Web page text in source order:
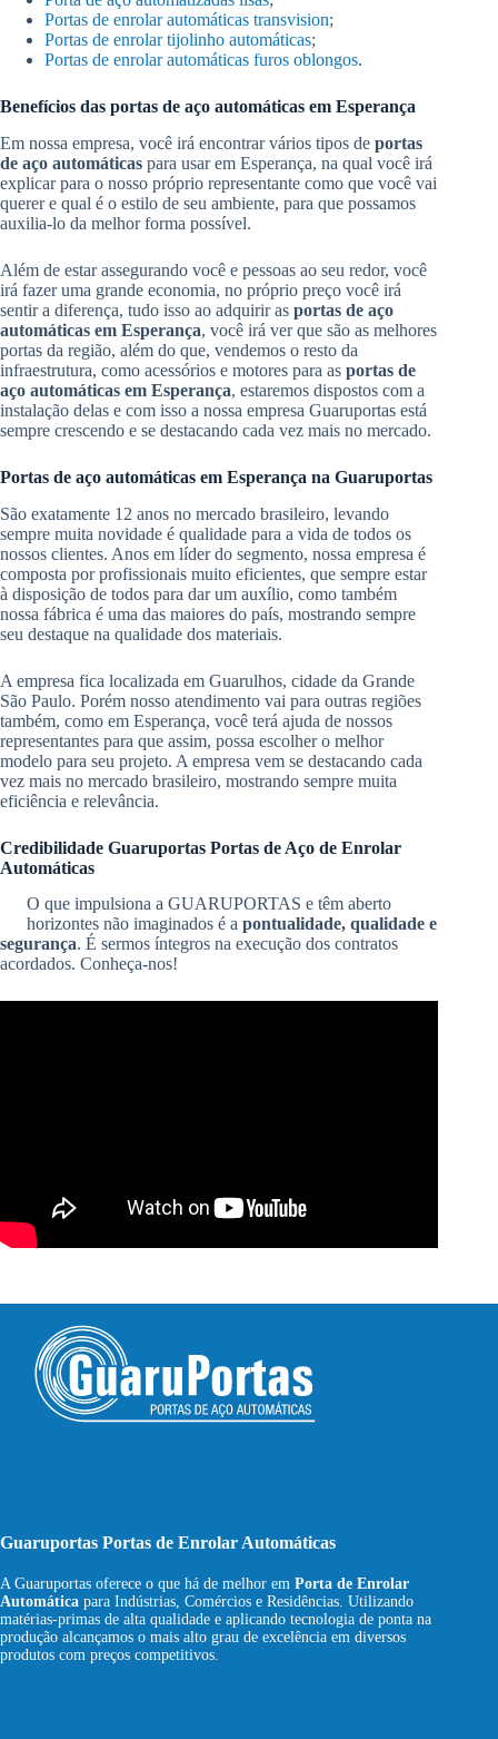
Portas de enrolar automáticas transvision;
Portas de enrolar tijolinho automáticas;
Portas de enrolar automáticas furos oblongos.
Benefícios das portas de aço automáticas em Esperança
Em nossa empresa, você irá encontrar vários tipos de portas
de aço automáticas para usar em Esperança, na qual você irá
explicar para o nosso próprio representante como que você vai
querer e qual é o estilo de seu ambiente, para que possamos
auxilia-lo da melhor forma possível.
Além de estar assegurando você e pessoas ao seu redor, você
irá fazer uma grande economia, no próprio preço você irá
sentir a diferença, tudo isso ao adquirir as portas de aço
automáticas em Esperança, você irá ver que são as melhores
portas da região, além do que, vendemos o resto da
infraestrutura, como acessórios e motores para as portas de
aço automáticas em Esperança, estaremos dispostos com a
instalação delas e com isso a nossa empresa Guaruportas está
sempre crescendo e se destacando cada vez mais no mercado.
Portas de aço automáticas em Esperança na Guaruportas
São exatamente 12 anos no mercado brasileiro, levando
sempre muita novidade é qualidade para a vida de todos os
nossos clientes. Anos em líder do segmento, nossa empresa é
composta por profissionais muito eficientes, que sempre estar
à disposição de todos para dar um auxílio, como também
nossa fábrica é uma das maiores do país, mostrando sempre
seu destaque na qualidade dos materiais.
A empresa fica localizada em Guarulhos, cidade da Grande
São Paulo. Porém nosso atendimento vai para outras regiões
também, como em Esperança, você terá ajuda de nossos
representantes para que assim, possa escolher o melhor
modelo para seu projeto. A empresa vem se destacando cada
vez mais no mercado brasileiro, mostrando sempre muita
eficiência e relevância.
Credibilidade Guaruportas Portas de Aço de Enrolar
Automáticas
O que impulsiona a GUARUPORTAS e têm aberto
horizontes não imaginados é a pontualidade, qualidade e
segurança. É sermos íntegros na execução dos contratos
acordados. Conheça-nos!
Guaruportas Portas de Enrolar Automáticas
A Guaruportas oferece o que há de melhor em Porta de Enrolar
Automática para Indústrias, Comércios e Residências. Utilizando
matérias-primas de alta qualidade e aplicando tecnologia de ponta na
produção alcançamos o mais alto grau de excelência em diversos
produtos com preços competitivos.